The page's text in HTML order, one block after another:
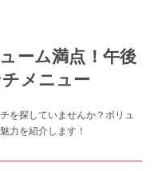
ーム満点！午後
メニュー
を探していませんか？ボリュ
力を紹介します！